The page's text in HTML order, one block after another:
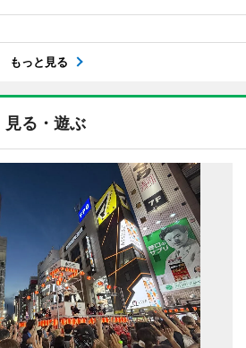
もっと見る
見る・遊ぶ